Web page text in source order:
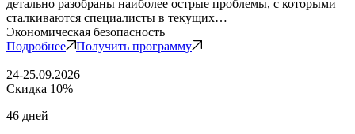
детально разобраны наиболее острые проблемы, с которыми
сталкиваются специалисты в текущих…
Экономическая безопасность
Подробнее
Получить программу
24-25.09.2026
Скидка 10%
46 дней